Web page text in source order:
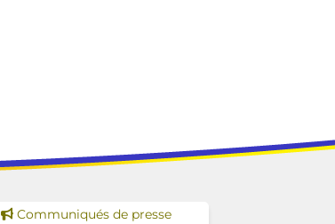
Voir cette news
Communiqués de presse